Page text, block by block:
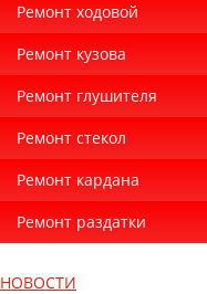
Ремонт ходовой
Ремонт кузова
Ремонт глушителя
Ремонт стекол
Ремонт кардана
Ремонт раздатки
НОВОСТИ